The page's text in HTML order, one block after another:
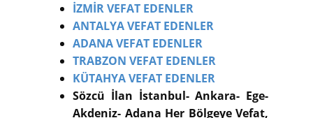
İZMİR VEFAT EDENLER
ANTALYA VEFAT EDENLER
ADANA VEFAT EDENLER
TRABZON VEFAT EDENLER
KÜTAHYA VEFAT EDENLER
Sözcü İlan İstanbul- Ankara- Ege-
Akdeniz- Adana Her Bölgeye Vefat,